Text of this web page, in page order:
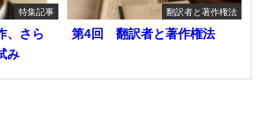
特集記事
、さら
み
翻訳者と著作権法
第4回 翻訳者と著作権法